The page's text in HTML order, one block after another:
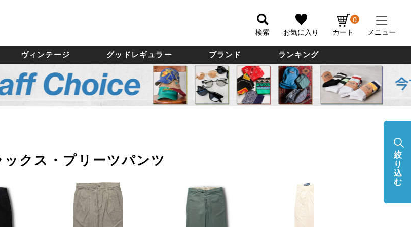
検索 お気に入り カート
0
メニュー
ヴィンテージ グッドレギュラー ブランド ランキング
ックス・プリーツパンツ
絞
り
込
む